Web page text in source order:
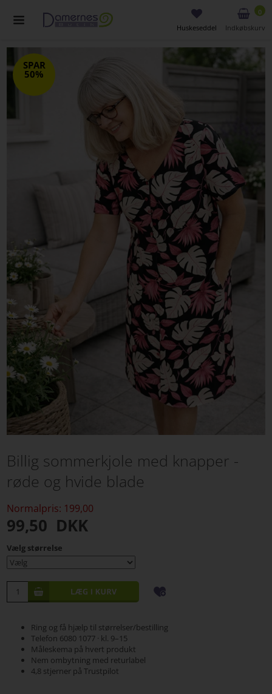
0
Indkøbskurv
Huskeseddel
SPAR
50%
Billig sommerkjole med knapper -
røde og hvide blade
Normalpris: 199,00
99,50 DKK
Vælg størrelse
Ring og få hjælp til størrelser/bestilling
Telefon 6080 1077 · kl. 9–15
Måleskema på hvert produkt
Nem ombytning med returlabel
4,8 stjerner på Trustpilot